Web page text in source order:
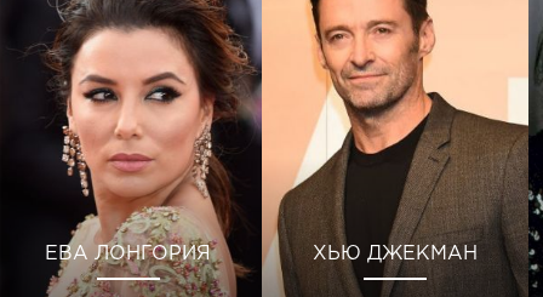
ЕВА ЛОНГОРИЯ ХЬЮ ДЖЕКМАН